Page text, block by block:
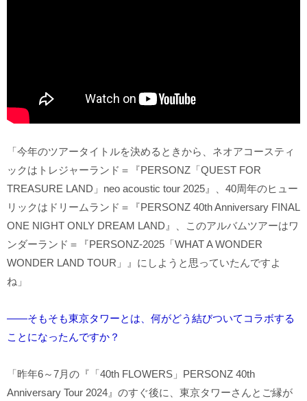
「今年のツアータイトルを決めるときから、ネオアコースティ
ックはトレジャーランド＝『PERSONZ「QUEST FOR
TREASURE LAND」neo acoustic tour 2025』、40周年のヒュー
リックはドリームランド＝『PERSONZ 40th Anniversary FINAL
ONE NIGHT ONLY DREAM LAND』、このアルバムツアーはワ
ンダーランド＝『PERSONZ-2025「WHAT A WONDER
WONDER LAND TOUR」』にしようと思っていたんですよ
ね」
――そもそも東京タワーとは、何がどう結びついてコラボする
ことになったんですか？
「昨年6～7月の『「40th FLOWERS」PERSONZ 40th
Anniversary Tour 2024』のすぐ後に、東京タワーさんとご縁が